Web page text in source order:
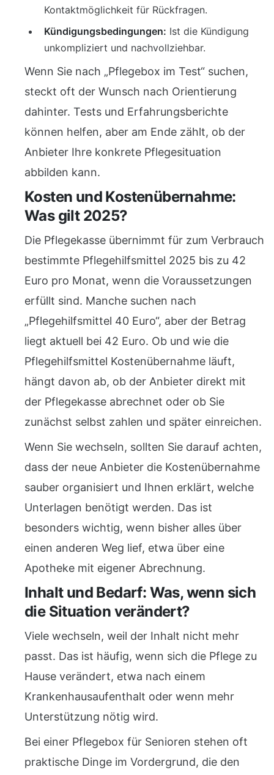
Kontaktmöglichkeit für Rückfragen.
Kündigungsbedingungen: Ist die Kündigung
unkompliziert und nachvollziehbar.
Wenn Sie nach „Pflegebox im Test“ suchen,
steckt oft der Wunsch nach Orientierung
dahinter. Tests und Erfahrungsberichte
können helfen, aber am Ende zählt, ob der
Anbieter Ihre konkrete Pflegesituation
abbilden kann.
Kosten und Kostenübernahme:
Was gilt 2025?
Die Pflegekasse übernimmt für zum Verbrauch
bestimmte Pflegehilfsmittel 2025 bis zu 42
Euro pro Monat, wenn die Voraussetzungen
erfüllt sind. Manche suchen nach
„Pflegehilfsmittel 40 Euro“, aber der Betrag
liegt aktuell bei 42 Euro. Ob und wie die
Pflegehilfsmittel Kostenübernahme läuft,
hängt davon ab, ob der Anbieter direkt mit
der Pflegekasse abrechnet oder ob Sie
zunächst selbst zahlen und später einreichen.
Wenn Sie wechseln, sollten Sie darauf achten,
dass der neue Anbieter die Kostenübernahme
sauber organisiert und Ihnen erklärt, welche
Unterlagen benötigt werden. Das ist
besonders wichtig, wenn bisher alles über
einen anderen Weg lief, etwa über eine
Apotheke mit eigener Abrechnung.
Inhalt und Bedarf: Was, wenn sich
die Situation verändert?
Viele wechseln, weil der Inhalt nicht mehr
passt. Das ist häufig, wenn sich die Pflege zu
Hause verändert, etwa nach einem
Krankenhausaufenthalt oder wenn mehr
Unterstützung nötig wird.
Bei einer Pflegebox für Senioren stehen oft
praktische Dinge im Vordergrund, die den